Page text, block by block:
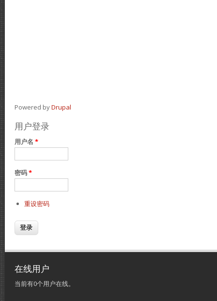
Powered byDrupal
用户登录
用户名 *
密码*
重设密码
在线用户
当前有0个用户在线。